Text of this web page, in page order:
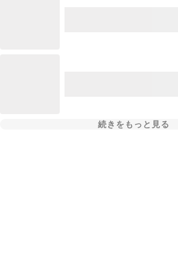
続きをもっと見る